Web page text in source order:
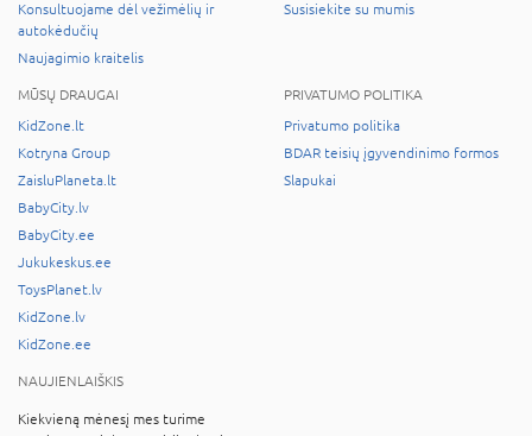
Konsultuojame dėl vežimėlių ir
autokėdučių
Naujagimio kraitelis
Susisiekite su mumis
MŪSŲ DRAUGAI
KidZone.lt
Kotryna Group
ZaisluPlaneta.lt
BabyCity.lv
BabyCity.ee
Jukukeskus.ee
ToysPlanet.lv
KidZone.lv
KidZone.ee
PRIVATUMO POLITIKA
Privatumo politika
BDAR teisių įgyvendinimo formos
Slapukai
NAUJIENLAIŠKIS
Kiekvieną mėnesį mes turime